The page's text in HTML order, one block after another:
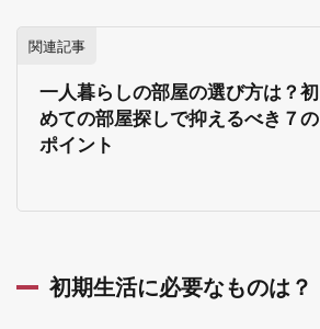
関連記事
一人暮らしの部屋の選び方は？初
めての部屋探しで抑えるべき７の
ポイント
初期生活に必要なものは？